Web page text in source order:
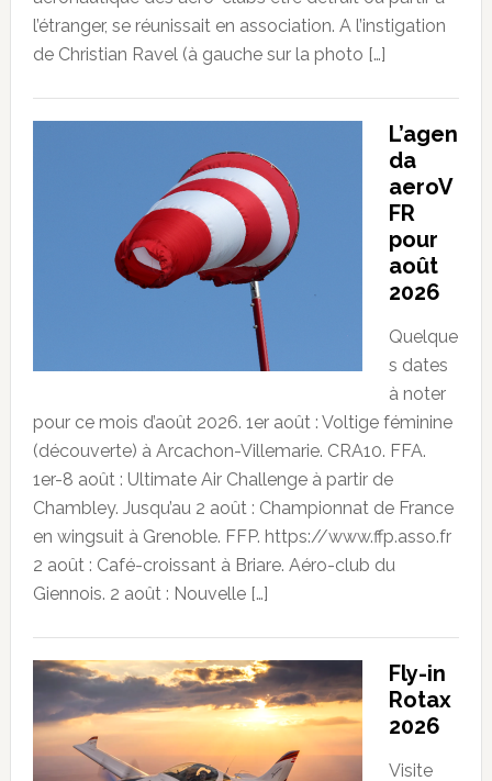
l’étranger, se réunissait en association. A l’instigation
de Christian Ravel (à gauche sur la photo […]
L’agen
da
aeroV
FR
pour
août
2026
Quelque
s dates
à noter
pour ce mois d’août 2026. 1er août : Voltige féminine
(découverte) à Arcachon-Villemarie. CRA10. FFA.
1er-8 août : Ultimate Air Challenge à partir de
Chambley. Jusqu’au 2 août : Championnat de France
en wingsuit à Grenoble. FFP. https://www.ffp.asso.fr
2 août : Café-croissant à Briare. Aéro-club du
Giennois. 2 août : Nouvelle […]
Fly-in
Rotax
2026
Visite